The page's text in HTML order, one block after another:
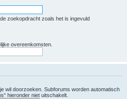
zoekopdracht zoals het is ingevuld
overeenkomsten.
wil doorzoeken. Subforums worden automatisch
hieronder niet uitschakelt.